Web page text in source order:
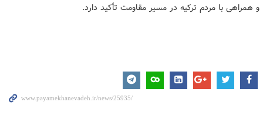
و همراهی با مردم ترکیه در مسیر مقاومت تأکید دارد.